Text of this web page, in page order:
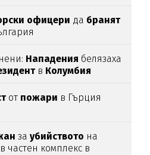
офицери да бранят
Нападения белязаха
в Колумбия
от пожари в Гърция
заубийството на
в частен комплекс в